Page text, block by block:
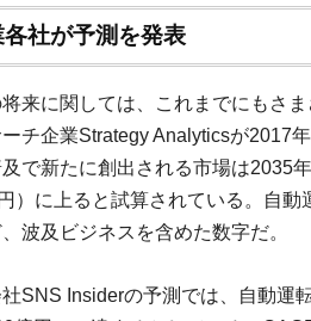
社が予測を発表
来に関しては、これまでにもさ
チ企業Strategy Analyticsが2017
で新たに創出される市場は2035
）に上ると試算されている。自
波及ビジネスを含めた数字だ。
SNS Insiderの予測では、自動運